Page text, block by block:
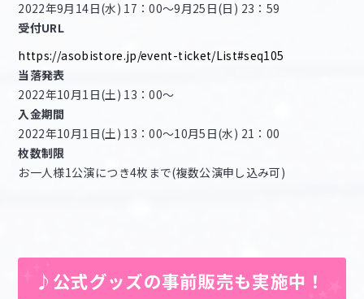
2022年9月14日(水) 17：00～9月25日(日) 23：59
受付URL
https://asobistore.jp/event-ticket/List#seq105
当落発表
2022年10月1日(土) 13：00～
入金期間
2022年10月1日(土) 13：00～10月5日(水) 21：00
枚数制限
お一人様1公演につき4枚まで(複数公演申し込み可)
♪公式グッズの事前販売も実施中！